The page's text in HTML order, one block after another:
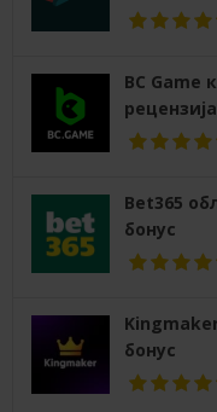
BC Game
Bet365
бонус
бонус